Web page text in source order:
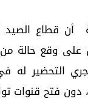
أن قطاع الصيد
وقع حالة من
التحضير له
دون فتح قنوات